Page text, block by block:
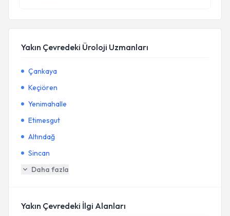
Yakın Çevredeki Üroloji Uzmanları
Çankaya
Keçiören
Yenimahalle
Etimesgut
Altındağ
Sincan
Daha fazla
Yakın Çevredeki İlgi Alanları